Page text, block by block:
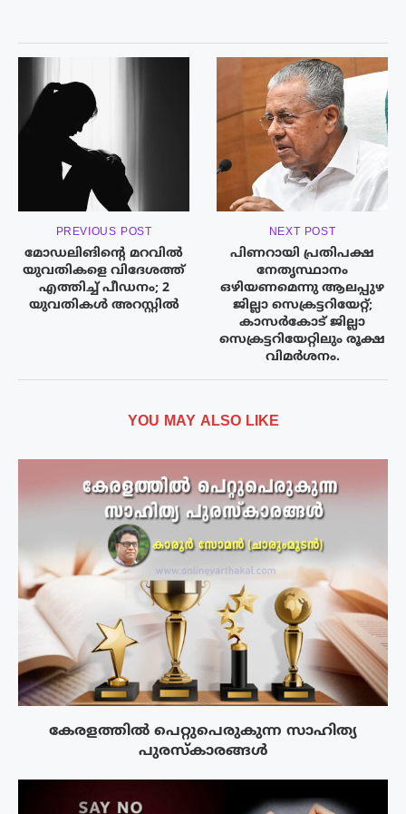
PREVIOUS POST
മോഡലിങിന്‍റെ മറവിൽ
യുവതികളെ വിദേശത്ത്
എത്തിച്ച് പീഡനം; 2
യുവതികൾ അറസ്റ്റിൽ
NEXT POST
പിണറായി പ്രതിപക്ഷ
നേതൃസ്ഥാനം
ഒഴിയണമെന്നു ആലപ്പുഴ
ജില്ലാ സെക്രട്ടറിയേറ്റ്;
കാസർകോട് ജില്ലാ
സെക്രട്ടറിയേറ്റിലും രൂക്ഷ
വിമർശനം.
YOU MAY ALSO LIKE
കേരളത്തിൽ പെറ്റുപെരുകുന്ന സാഹിത്യ
പുരസ്‌കാരങ്ങൾ